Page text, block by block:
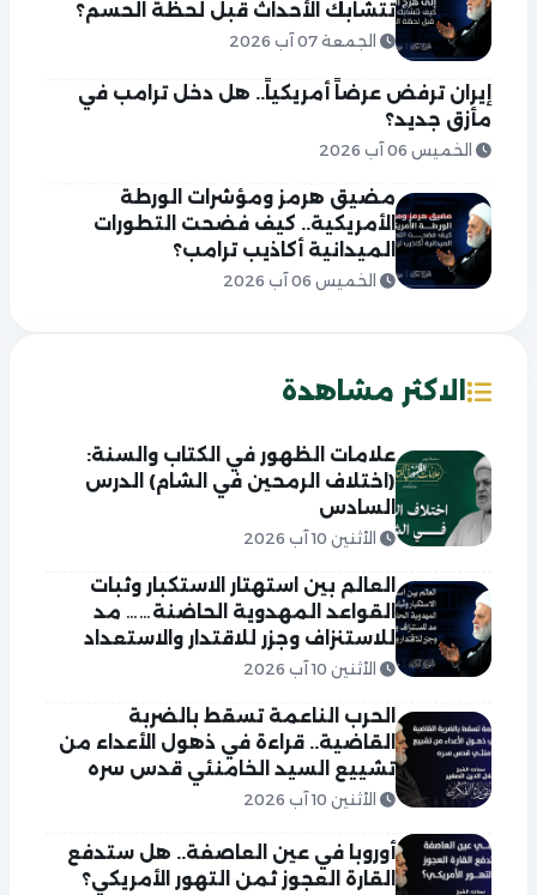
تتشابك الأحداث قبل لحظة الحسم؟
الجمعة 07 آب 2026
إيران ترفض عرضاً أمريكياً.. هل دخل ترامب في
مأزق جديد؟
الخميس 06 آب 2026
مضيق هرمز ومؤشرات الورطة
الأمريكية.. كيف فضحت التطورات
الميدانية أكاذيب ترامب؟
الخميس 06 آب 2026
الاكثر مشاهدة
علامات الظهور في الكتاب والسنة:
(اختلاف الرمحين في الشام) الدرس
السادس
الأثنين 10 آب 2026
العالم بين استهتار الاستكبار وثبات
القواعد المهدوية الحاضنة…… مد
للاستنزاف وجزر للاقتدار والاستعداد
الأثنين 10 آب 2026
الحرب الناعمة تسقط بالضربة
القاضية.. قراءة في ذهول الأعداء من
تشييع السيد الخامنئي قدس سره
الأثنين 10 آب 2026
أوروبا في عين العاصفة.. هل ستدفع
القارة العجوز ثمن التهور الأمريكي؟